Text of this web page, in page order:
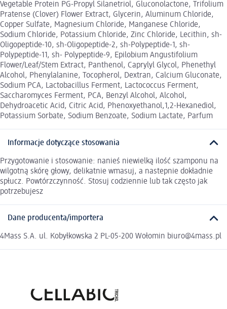
Vegetable Protein PG-Propyl Silanetriol, Gluconolactone, Trifolium
Pratense (Clover) Flower Extract, Glycerin, Aluminum Chloride,
Copper Sulfate, Magnesium Chloride, Manganese Chloride,
Sodium Chloride, Potassium Chloride, Zinc Chloride, Lecithin, sh-
Oligopeptide-10, sh-Oligopeptide-2, sh-Polypeptide-1, sh-
Polypeptide-11, sh- Polypeptide-9, Epilobium Angustifolium
Flower/Leaf/Stem Extract, Panthenol, Caprylyl Glycol, Phenethyl
Alcohol, Phenylalanine, Tocopherol, Dextran, Calcium Gluconate,
Sodium PCA, Lactobacillus Ferment, Lactococcus Ferment,
Saccharomyces Ferment, PCA, Benzyl Alcohol, Alcohol,
Dehydroacetic Acid, Citric Acid, Phenoxyethanol,1,2-Hexanediol,
Potassium Sorbate, Sodium Benzoate, Sodium Lactate, Parfum
Informacje dotyczące stosowania
Przygotowanie i stosowanie: nanieś niewielką ilość szamponu na
wilgotną skórę głowy, delikatnie wmasuj, a nastepnie dokładnie
spłucz. Powtórzczynność. Stosuj codziennie lub tak często jak
potrzebujesz
Dane producenta/importera
4Mass S.A. ul. Kobyłkowska 2 PL-05-200 Wołomin biuro@4mass.pl